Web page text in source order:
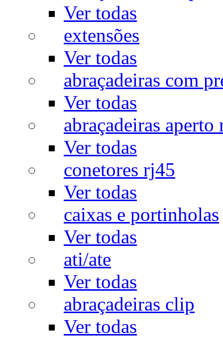
Ver todas
extensões
Ver todas
abraçadeiras com
Ver todas
abraçadeiras aperto
Ver todas
conetores rj45
Ver todas
caixas e portinholas
Ver todas
ati/ate
Ver todas
abraçadeiras clip
Ver todas